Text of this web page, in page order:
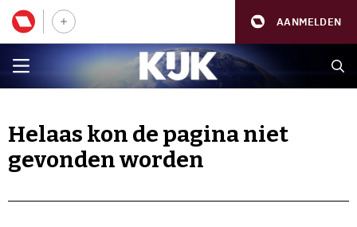
AANMELDEN
Helaas kon de pagina niet
gevonden worden